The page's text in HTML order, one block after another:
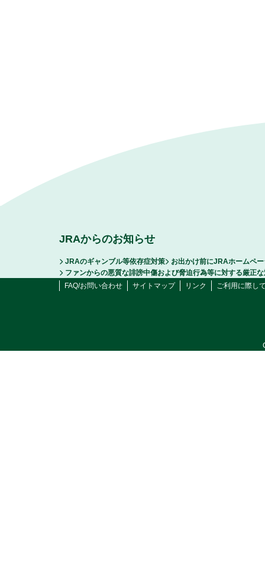
JRAからのお知らせ
JRAのギャンブル等依存症対策
お出かけ前にJRAホームペ
ファンからの悪質な誹謗中傷および脅迫行為等に対する厳正
FAQ/お問い合わせ
サイトマップ リンク ご利用に際し